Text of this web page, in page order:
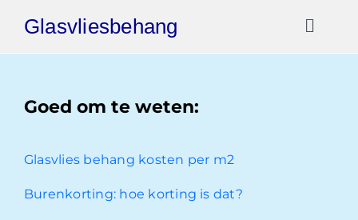
naar
inhoud
Glasvliesbehang
Goed om te weten:
Glasvlies behang kosten per m2
Burenkorting: hoe korting is dat?